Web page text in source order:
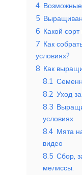
4
5
6 Какой
7 Как
условиях?
8 Как
8.1
8.2 Уход
8.3
условиях
8.4 Мята
видео
8.5 Сбор,
мелиссы.